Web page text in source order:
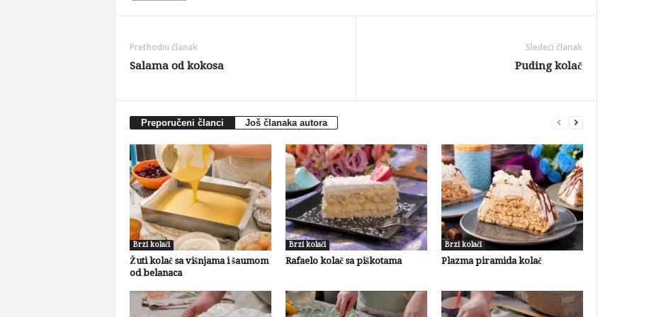
Prethodni članak
Salama od kokosa
Sledeći članak
Puding kolač
Preporučeni članci Još članaka autora
Brzi kolači
Žuti kolač sa višnjama i šaumom
od belanaca
Brzi kolači
Rafaelo kolač sa piškotama
Brzi kolači
Plazma piramida kolač